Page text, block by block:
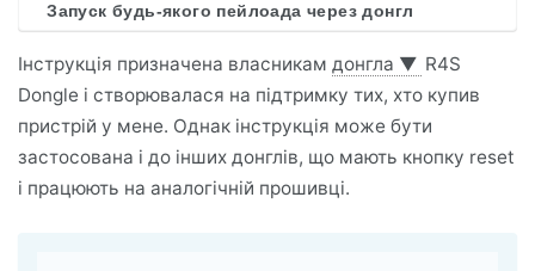
Запуск будь-якого пейлоада через донгл
Інструкція призначена власникамдонгла ▼ R4S
Dongle і створювалася на підтримку тих, хто купив
пристрій у мене. Однак інструкція може бути
застосована і до інших донглів, що мають кнопку reset
і працюють на аналогічній прошивці.